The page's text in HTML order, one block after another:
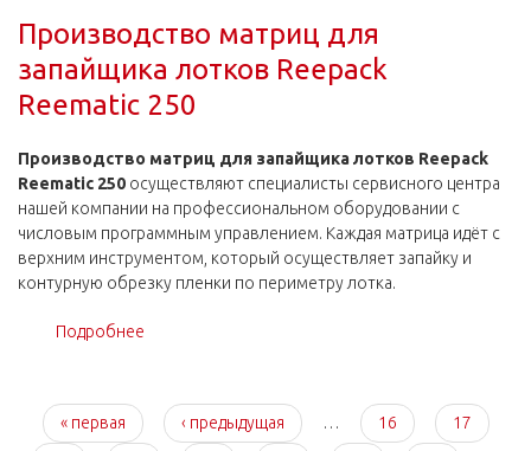
Производство матриц для
запайщика лотков Reepack
Reematic 250
Производство матриц для запайщика лотков Reepack
Reematic 250 осуществляют специалисты сервисного центра
нашей компании на профессиональном оборудовании с
числовым программным управлением. Каждая матрица идёт с
верхним инструментом, который осуществляет запайку и
контурную обрезку пленки по периметру лотка.
Подробнее
Страницы
« первая ‹ предыдущая … 16 17